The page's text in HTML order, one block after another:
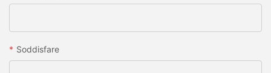
Soddisfare